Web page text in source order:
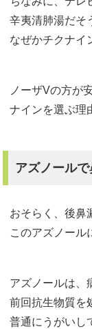
辛夷清肺湯だそ
なぜかチクナイ
ノーザVの方が
ナインを選ぶ理
アズノール
おそらく、後鼻
このアズノール
アズノールは、
前回抗生物質を
普通にうがいし